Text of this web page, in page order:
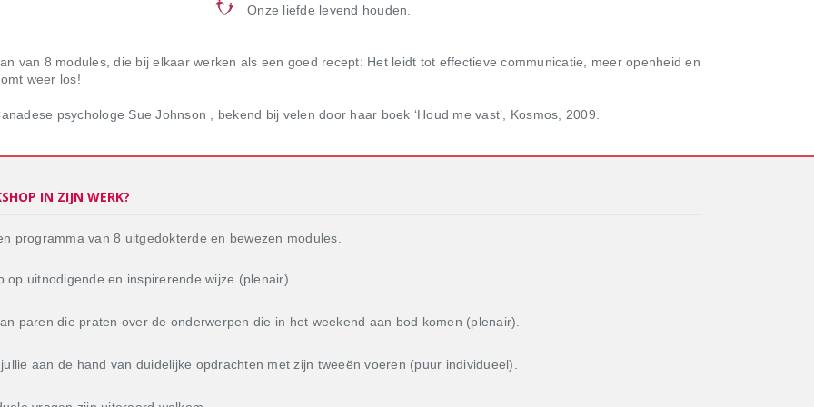
Onze liefde levend houden.
van 8 modules, die bij elkaar werken als een goed recept: Het leidt tot effectieve communicatie, meer openheid en
weer los!
psychologe Sue Johnson , bekend bij velen door haar boek ‘Houd me vast’, Kosmos, 2009.
IN ZIJN WERK?
programma van 8 uitgedokterde en bewezen modules.
uitnodigende en inspirerende wijze (plenair).
paren die praten over de onderwerpen die in het weekend aan bod komen (plenair).
aan de hand van duidelijke opdrachten met zijn tweeën voeren (puur individueel).